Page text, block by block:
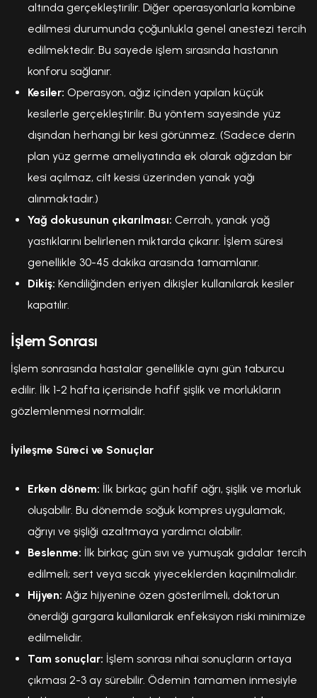
altında gerçekleştirilir. Diğer operasyonlarla kombine
edilmesi durumunda çoğunlukla genel anestezi tercih
edilmektedir. Bu sayede işlem sırasında hastanın
konforu sağlanır.
Kesiler: Operasyon, ağız içinden yapılan küçük
kesilerle gerçekleştirilir. Bu yöntem sayesinde yüz
dışından herhangi bir kesi görünmez. (Sadece derin
plan yüz germe ameliyatında ek olarak ağızdan bir
kesi açılmaz, cilt kesisi üzerinden yanak yağı
alınmaktadır.)
Yağ dokusunun çıkarılması: Cerrah, yanak yağ
yastıklarını belirlenen miktarda çıkarır. İşlem süresi
genellikle 30-45 dakika arasında tamamlanır.
Dikiş: Kendiliğinden eriyen dikişler kullanılarak kesiler
kapatılır.
İşlem Sonrası
İşlem sonrasında hastalar genellikle aynı gün taburcu
edilir. İlk 1-2 hafta içerisinde hafif şişlik ve morlukların
gözlemlenmesi normaldir.
İyileşme Süreci ve Sonuçlar
Erken dönem: İlk birkaç gün hafif ağrı, şişlik ve morluk
oluşabilir. Bu dönemde soğuk kompres uygulamak,
ağrıyı ve şişliği azaltmaya yardımcı olabilir.
Beslenme: İlk birkaç gün sıvı ve yumuşak gıdalar tercih
edilmeli; sert veya sıcak yiyeceklerden kaçınılmalıdır.
Hijyen: Ağız hijyenine özen gösterilmeli, doktorun
önerdiği gargara kullanılarak enfeksiyon riski minimize
edilmelidir.
Tam sonuçlar: İşlem sonrası nihai sonuçların ortaya
çıkması 2-3 ay sürebilir. Ödemin tamamen inmesiyle